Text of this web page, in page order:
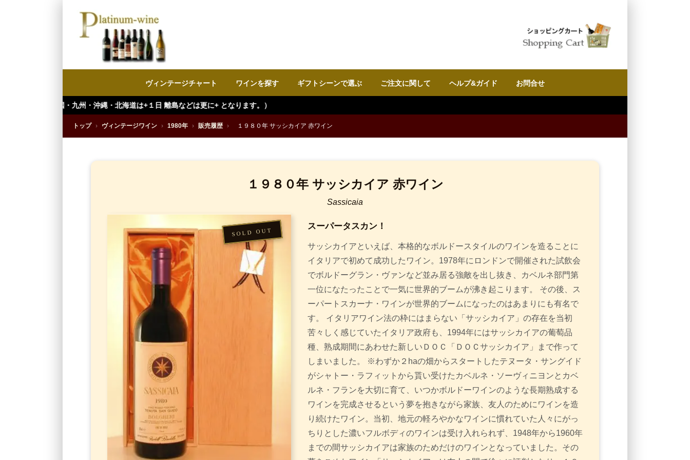
ヴィンテージチャート ワインを探す ギフトシーンで選ぶ ご注文に関して ヘルプ&ガイド お問合せ
沖縄・北海道は+１日 離島などは更に+ となります。）
トップ › ヴィンテージワイン › 1980年 › 販売履歴 › １９８０年 サッシカイア 赤ワイン
１９８０年 サッシカイア 赤ワイン
Sassicaia
スーパータスカン！
サッシカイアといえば、本格的なボルドースタイルのワインを造ることに
イタリアで初めて成功したワイン。1978年にロンドンで開催された試飲会
でボルドーグラン・ヴァンなど並み居る強敵を出し抜き、カベルネ部門第
一位になたったことで一気に世界的ブームが沸き起こります。 その後、ス
ーパートスカーナ・ワインが世界的ブームになったのはあまりにも有名で
す。 イタリアワイン法の枠にはまらない「サッシカイア」の存在を当初
苦々しく感じていたイタリア政府も、1994年にはサッシカイアの葡萄品
種、熟成期間にあわせた新しいＤＯＣ「ＤＯＣサッシカイア」まで作って
しまいました。 ※わずか２haの畑からスタートしたテヌータ・サングイド
がシャトー・ラフィットから貰い受けたカベルネ・ソーヴィニヨンとカベ
ルネ・フランを大切に育て、いつかボルドーワインのような長期熟成する
ワインを完成させるという夢を抱きながら家族、友人のためにワインを造
り続けたワイン。当初、地元の軽ろやかなワインに慣れていた人々にがっ
ちりとした濃いフルボディのワインは受け入れられず、1948年から1960年
までの間サッシカイアは家族のためだけのワインとなっていました。その